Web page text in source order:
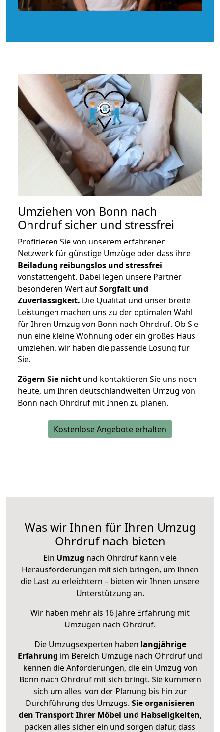
Umziehen von Bonn nach
Ohrdrufsicher und stressfrei
Profitieren Sie von unserem erfahrenen
Netzwerk für günstige Umzüge oder dass ihre
Beiladung reibungslos und stressfrei
vonstattengeht. Dabei legen unsere Partner
besonderen Wert aufSorgfalt und
Zuverlässigkeit. Die Qualität und unser breite
Leistungen machen uns zu der optimalen Wahl
für Ihren Umzug von Bonn nach Ohrdruf. Ob Sie
nun eine kleine Wohnung oder ein großes Haus
umziehen, wir haben die passende Lösung für
Sie.
Zögern Sie nicht und kontaktieren Sie uns noch
heute, um Ihren deutschlandweiten Umzug von
Bonn nach Ohrdruf mit Ihnen zu planen.
Kostenlose Angebote erhalten
Was wir Ihnen für Ihren Umzug
Ohrdruf nach bieten
Ein Umzug nach Ohrdruf kann viele
Herausforderungen mit sich bringen, um Ihnen
die Last zu erleichtern – bieten wir Ihnen unsere
Unterstützung an.
Wir haben mehr als 16 Jahre Erfahrung mit
Umzügen nach Ohrdruf.
Die Umzugsexperten haben langjährige
Erfahrung im Bereich Umzüge nach Ohrdruf und
kennen die Anforderungen, die ein Umzug von
Bonn nach Ohrdruf mit sich bringt. Sie kümmern
sich um alles, von der Planung bis hin zur
Durchführung des Umzugs. Sie organisieren
den Transport Ihrer Möbel und Habseligkeiten,
packen alles sicher ein und sorgen dafür, dass